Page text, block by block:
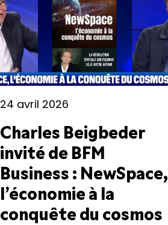
24 avril 2026
Charles Beigbeder
invité de BFM
Business : NewSpace,
l’économie à la
conquête du cosmos